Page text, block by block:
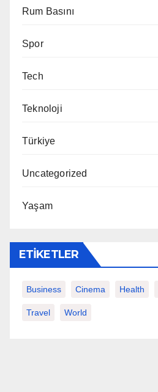
Rum Basını
Spor
Tech
Teknoloji
Türkiye
Uncategorized
Yaşam
ETIKETLER
Business Cinema Health
Travel World